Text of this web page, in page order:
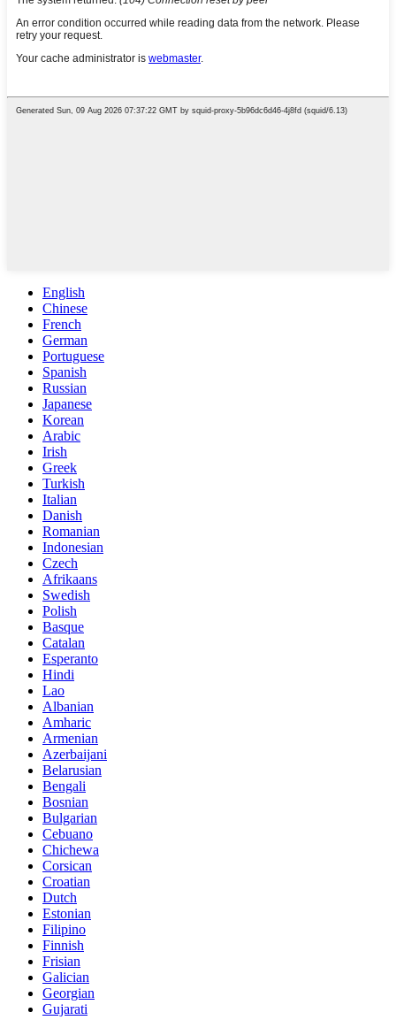
English
Chinese
French
German
Portuguese
Spanish
Russian
Japanese
Korean
Arabic
Irish
Greek
Turkish
Italian
Danish
Romanian
Indonesian
Czech
Afrikaans
Swedish
Polish
Basque
Catalan
Esperanto
Hindi
Lao
Albanian
Amharic
Armenian
Azerbaijani
Belarusian
Bengali
Bosnian
Bulgarian
Cebuano
Chichewa
Corsican
Croatian
Dutch
Estonian
Filipino
Finnish
Frisian
Galician
Georgian
Gujarati